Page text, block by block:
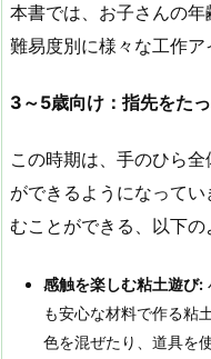
本書では、お子さんの年
難易度別に様々な工作ア
3 ～5歳向け：指先をた
この時期は、手のひら
ができるようになって
むことができる、以下の
感触を楽しむ粘土遊び:
も安心な材料で作る粘
色を混ぜたり、道具を